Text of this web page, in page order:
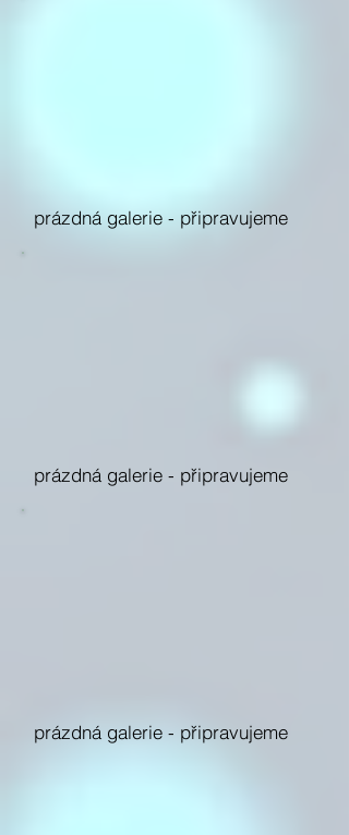
prázdná galerie - připravujeme
prázdná galerie - připravujeme
prázdná galerie - připravujeme